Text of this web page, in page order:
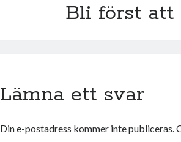
Bli först att
Lämna ett svar
Din e-postadress kommer inte publiceras.